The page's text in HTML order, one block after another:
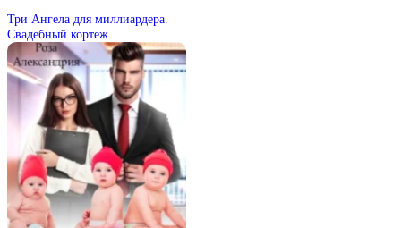
Три Ангела для миллиардера.
Свадебный кортеж